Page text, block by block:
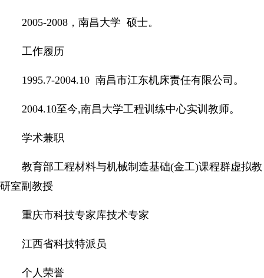
2005-2008，南昌大学 硕士。
工作履历
1995.7-2004.10 南昌市江东机床责任有限公司。
2004.10至今,南昌大学工程训练中心实训教师。
学术兼职
教育部工程材料与机械制造基础(金工)课程群虚拟教
研室副教授
重庆市科技专家库技术专家
江西省科技特派员
个人荣誉